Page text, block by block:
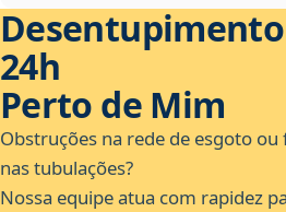
24h
Perto de Mim
Obstruções na rede de esgoto
nas tubulações?
Nossa equipe atua com rapidez